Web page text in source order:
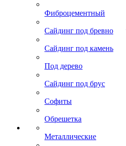
Фиброцементный
Сайдинг под бревно
Сайдинг под камень
Под дерево
Сайдинг под брус
Софиты
Обрешетка
Металлические